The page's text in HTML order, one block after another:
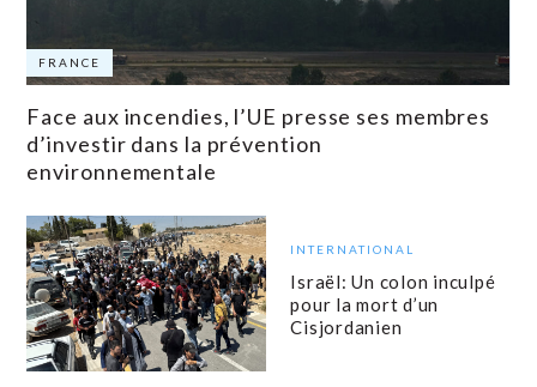
FRANCE
Face aux incendies, l’UE presse ses membres
d’investir dans la prévention
environnementale
INTERNATIONAL
Israël: Un colon inculpé
pour la mort d’un
Cisjordanien